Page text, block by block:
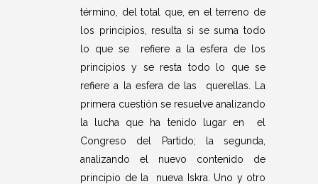
término, del total que, en el terreno de
los principios, resulta si se suma todo
lo que se refiere a la esfera de los
principios y se resta todo lo que se
refiere a la esfera de las querellas. La
primera cuestión se resuelve analizando
la lucha que ha tenido lugar en el
Congreso del Partido; la segunda,
analizando el nuevo contenido de
principio de la nueva Iskra. Uno y otro